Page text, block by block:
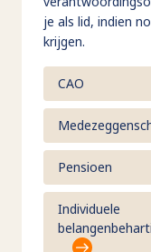
je als lid, indien
krijgen.
CAO
Pensioen
Individuele